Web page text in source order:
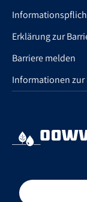
Erklärung zur
Barriere melden
Informationen zur